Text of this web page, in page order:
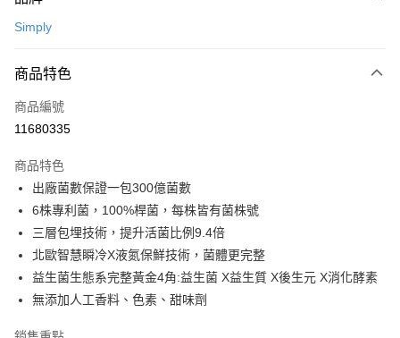
信用卡一次付款
LINE Pay
Apple Pay
悠遊付
Google Pay
全盈+PAY
AFTEE先享後付
相關說明
AFTEE先享後付是「在收到商品之後才付款」的支付方式。 讓您購物簡單
ATM付款
Simply
商品特色
商品編號
11680335
商品特色
出廠菌數保證一包300億菌數
6株專利菌，100%桿菌，每株皆有菌株號
三層包埋技術，提升活菌比例9.4倍
北歐智慧瞬冷X液氮保鮮技術，菌體更完整
益生菌生態系完整黃金4角:益生菌 X益生質 X後生元 X消化酵素
無添加人工香料、色素、甜味劑